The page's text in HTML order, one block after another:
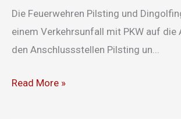
Die Feuerwehren Pilsting und
einem Verkehrsunfall mit PKW auf die
den Anschlussstellen Pilsting un...
Read More »